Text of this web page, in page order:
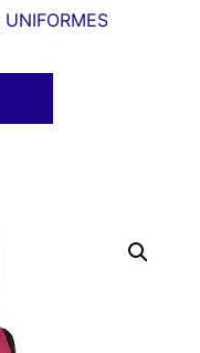
UNIFORMES